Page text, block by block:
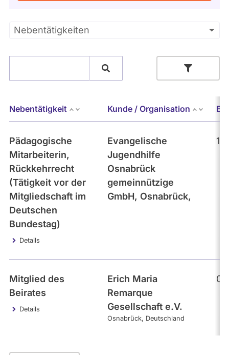
Mandaten
werden
Primäre
Nebentätigkeiten
Kategorie
- Alle -
Einkommen
- Alle -
Interval
- Alle -
Nebentätigkeit Kunde / Organisation
Pädagogische
Mitarbeiterin,
Rückkehrrecht
(Tätigkeit vor der
Mitgliedschaft im
Deutschen
Bundestag)
Details
Evangelische
Jugendhilfe
Osnabrück
gemeinnützige
GmbH, Osnabrück,
Mitglied des
Beirates
Details
Erich Maria
Remarque
Gesellschaft e.V.
Osnabrück Deutschland